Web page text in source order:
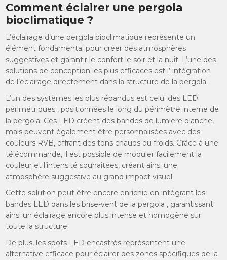
Comment éclairer une pergola
bioclimatique ?
L’éclairage d’une pergola bioclimatique représente un
élément fondamental pour créer des atmosphères
suggestives et garantir le confort le soir et la nuit. L’une des
solutions de conception les plus efficaces est l’ intégration
de l’éclairage directement dans la structure de la pergola.
L’un des systèmes les plus répandus est celui des LED
périmétriques , positionnées le long du périmètre interne de
la pergola. Ces LED créent des bandes de lumière blanche,
mais peuvent également être personnalisées avec des
couleurs RVB, offrant des tons chauds ou froids. Grâce à une
télécommande, il est possible de moduler facilement la
couleur et l’intensité souhaitées, créant ainsi une
atmosphère suggestive au grand impact visuel.
Cette solution peut être encore enrichie en intégrant les
bandes LED dans les brise-vent de la pergola , garantissant
ainsi un éclairage encore plus intense et homogène sur
toute la structure.
De plus, les spots LED encastrés représentent une
alternative efficace pour éclairer des zones spécifiques de la